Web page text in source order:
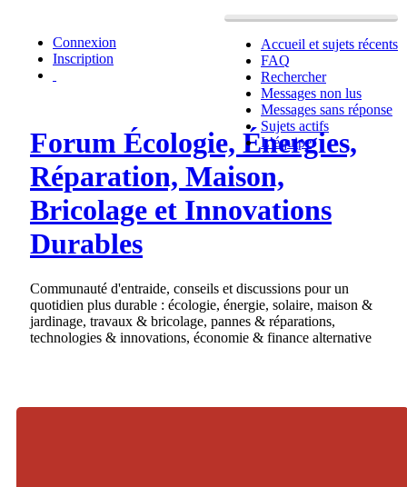
Accueil et sujets récents
FAQ
Rechercher
Messages non lus
Messages sans réponse
Sujets actifs
L’équipe
Connexion
Inscription
Forum Écologie, Énergies,
Réparation, Maison,
Bricolage et Innovations
Durables
Communauté d'entraide, conseils et discussions pour un
quotidien plus durable : écologie, énergie, solaire, maison &
jardinage, travaux & bricolage, pannes & réparations,
technologies & innovations, économie & finance alternative